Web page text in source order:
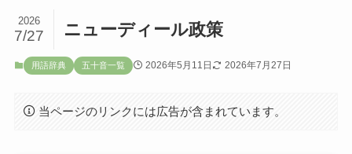
ニューディール政策
2026
7/27
用語辞典 五十音一覧 2026年5月11日 2026年7月27日
当ページのリンクには広告が含まれています。